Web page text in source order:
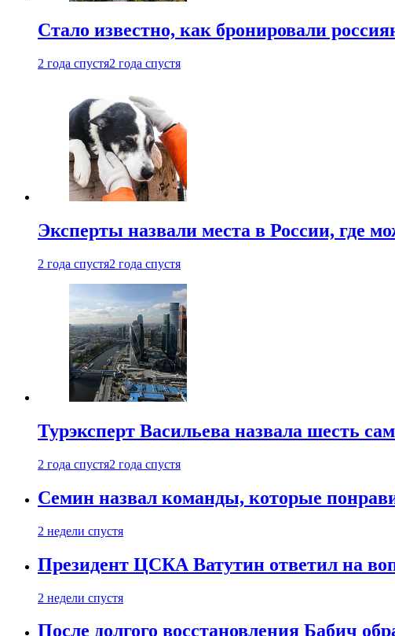
Стало известно, как бронировали
2 года спустя2 года спустя
Эксперты назвали места в России, где
2 года спустя2 года спустя
Турэксперт Васильева назвала шесть
2 года спустя2 года спустя
Семин назвал команды, которые
2 недели спустя
Президент ЦСКА Ватутин ответил на
2 недели спустя
После долгого восстановления Бабич